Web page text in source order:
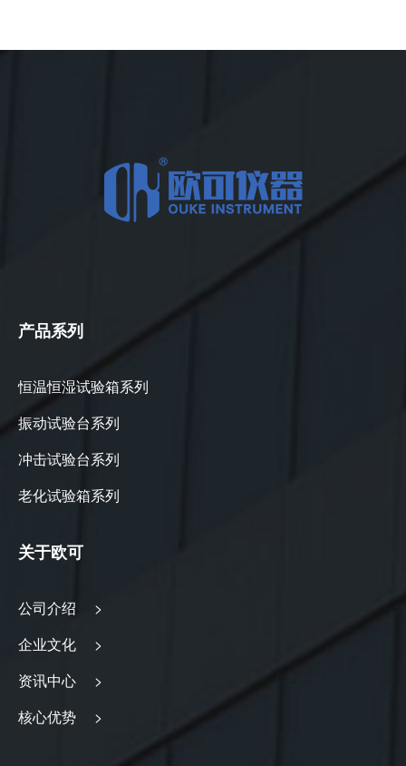
产品系列
恒温恒湿试验箱系列
振动试验台系列
冲击试验台系列
老化试验箱系列
关于欧可
公司介绍 >
企业文化 >
资讯中心 >
核心优势 >